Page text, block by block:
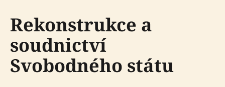
Rekonstrukce a
soudnictví
Svobodného státu